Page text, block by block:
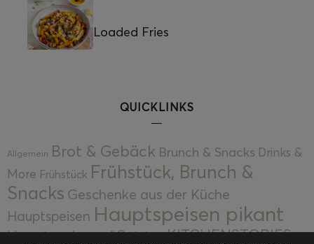
Loaded Fries
QUICKLINKS
Allgemein Brot & Gebäck Brunch & Snacks Drinks &
More Frühstück Frühstück, Brunch &
Snacks Geschenke aus der Küche
Hauptspeisen Hauptspeisen pikant
Hauptspeisen süßKekseKITCHENSTORIES